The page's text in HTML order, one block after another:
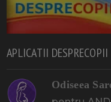
APLICATII DESPRECOPII
Odiseea